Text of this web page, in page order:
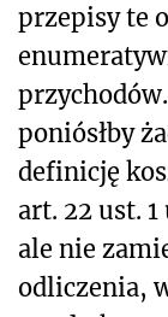
przepisy te
poniósłby
definicję
art. 22 ust.
ale nie
odliczenia,